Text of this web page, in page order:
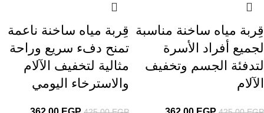
قِربة مياه ساخنة مناسبة
لجميع أفراد الأسرة
لتدفئة الجسم وتخفيف
الآلام
قِربة مياه ساخنة ناعمة
تمنح دفء سريع وراحة
مثالية لتخفيف الآلام
والاسترخاء اليومي